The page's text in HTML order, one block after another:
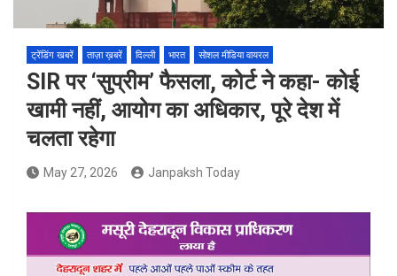
ट्रेंडिंग खबरें ताज़ा ख़बरें दिल्ली भारत सोशल मीडिया वायरल
SIR पर ‘सुप्रीम’ फैसला, कोर्ट ने कहा- कोई
खामी नहीं, आयोग का अधिकार, पूरे देश में
चलता रहेगा
May 27, 2026 Janpaksh Today